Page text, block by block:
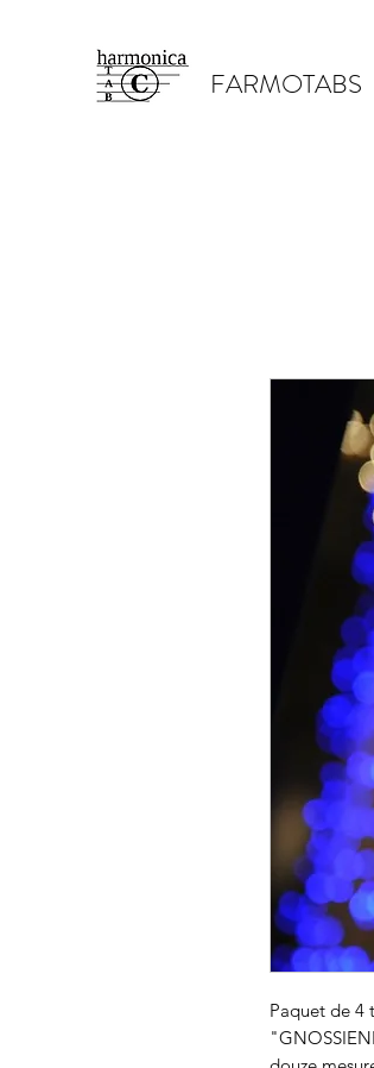
FARMOTABS
Paquet de 4
"